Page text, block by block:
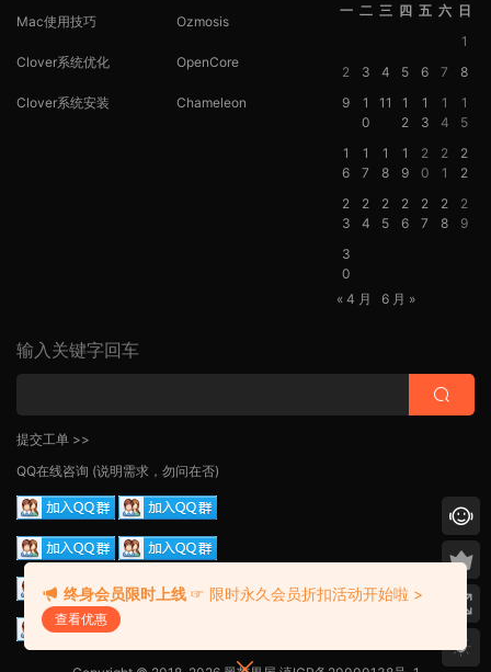
Mac使用技巧
Clover系统优化
Clover系统安装
Ozmosis
OpenCore
Chameleon
一 二 三 四 五 六 日
1
2
3 4 5 6 7
8
9
1
0
11
1
2
1
3
1
4
1
5
1
6
1
7
1
8
1
9
2
0
2
1
2
2
2
3
2
4
2
5
2
6
2
7
2
8
2
9
3
0
« 4 月
6 月 »
输入关键字回车
提交工单 >>
QQ在线咨询 (说明需求，勿问在否)
终身会员限时上线 ☞ 限时永久会员折扣活动开始啦 >
查看优惠